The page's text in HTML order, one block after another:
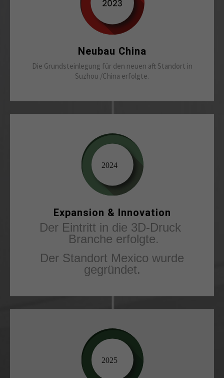
Neubau China
Die Grundsteinlegung für den neuen aft Standort in
Suzhou /China erfolgte.
Expansion & Innovation
Der Eintritt in die 3D-Druck
Branche erfolgte.
Der Standort Mexico wurde
gegründet.